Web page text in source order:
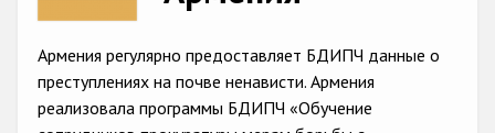
Anti-Roma hate crime
Anti-Semitic hate crime
Армения регулярно предоставляет БДИПЧ данные о
преступлениях на почве ненависти. Армения
реализовала программы БДИПЧ «Обучение